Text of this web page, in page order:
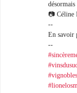
#NosDomaines
📷 Céline
--
En savoir
--